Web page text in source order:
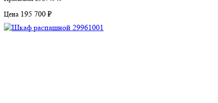
Цена 195 700 ₽